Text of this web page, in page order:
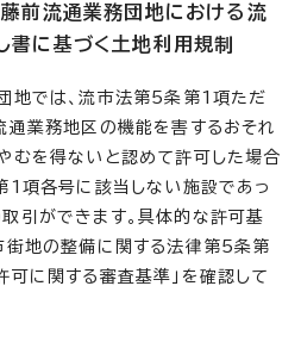
藤前流通業務団地における流
に基づく土地利用規制
地では、流市法第5条第1項ただ
通業務地区の機能を害するおそれ
むを得ないと認めて許可した場合
1項各号に該当しない施設であっ
引ができます。具体的な許可基
街地の整備に関する法律第5条第
に関する審査基準」を確認して